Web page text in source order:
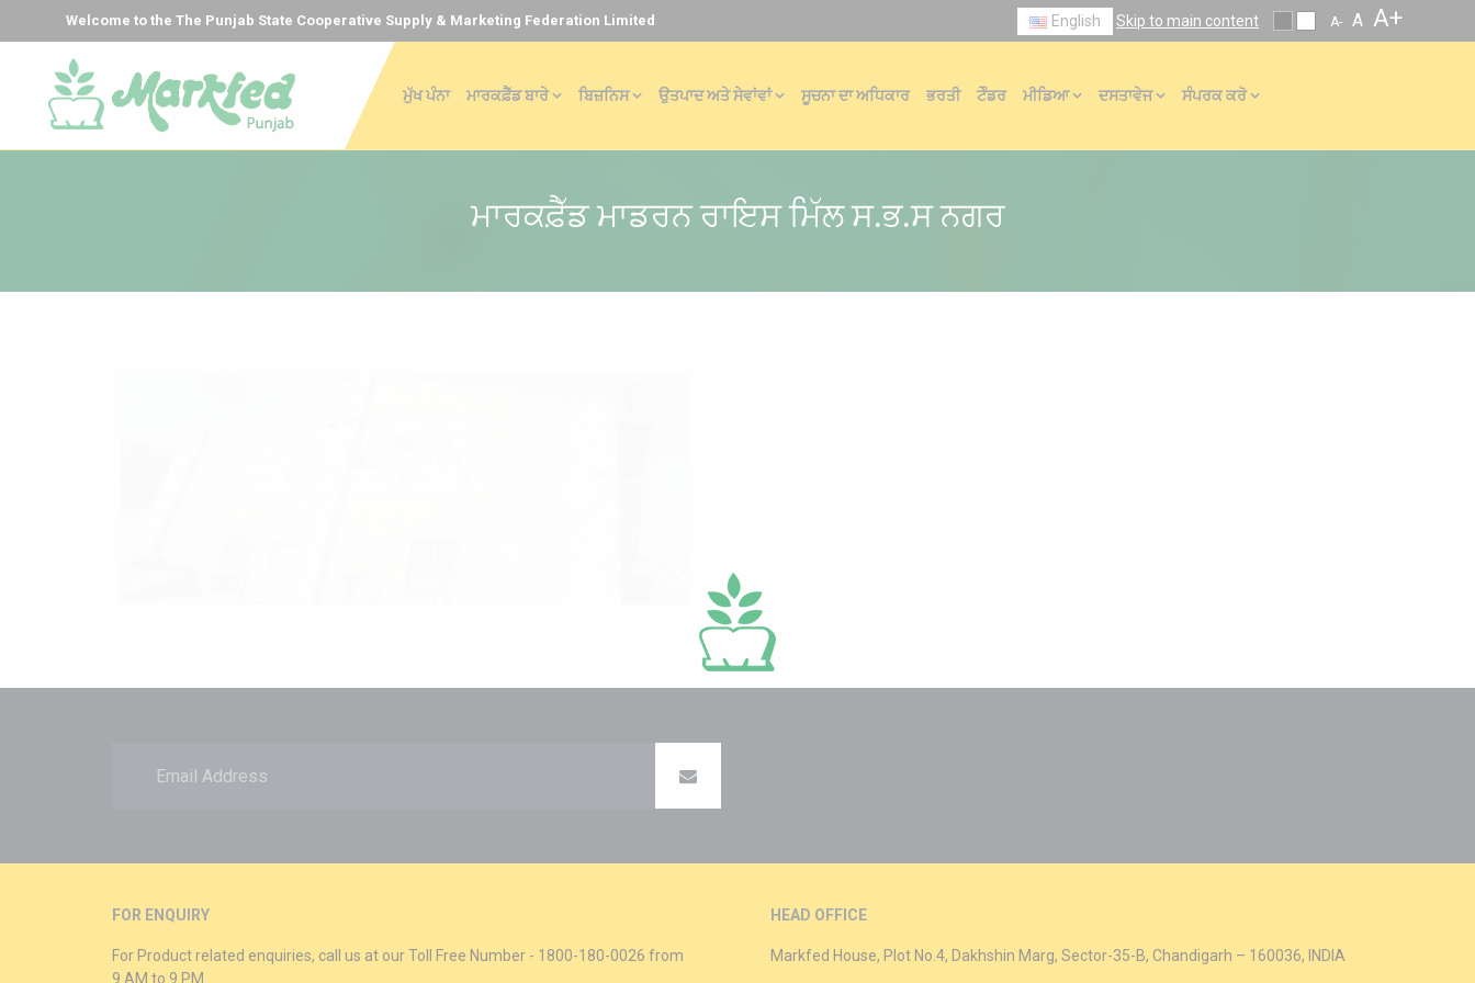
Welcome to the The Punjab State Cooperative Supply & Marketing Federation Limited English Skip to main content A- A A+
ਮੁੱਖ ਪੰਨਾ ਮਾਰਕਫ਼ੈੱਡ ਬਾਰੇ ਬਿਜ਼ਨਿਸ ਉਤਪਾਦ ਅਤੇ ਸੇਵਾਂਵਾਂ ਸੂਚਨਾ ਦਾ ਅਧਿਕਾਰ ਭਰਤੀ ਟੇੰਡਰ ਮੀਡਿਆ ਦਸਤਾਵੇਜ ਸੰਪਰਕ ਕਰੋ
ਮਾਰਕਫ਼ੈੱਡ ਮਾਡਰਨ ਰਾਇਸ ਮਿੱਲ ਸ.ਭ.ਸ ਨਗਰ
FOR ENQUIRY
For Product related enquiries, call us at our Toll Free Number - 1800-180-0026 from
9 AM to 9 PM.
HEAD OFFICE
Markfed House, Plot No.4, Dakhshin Marg, Sector-35-B, Chandigarh – 160036, INDIA